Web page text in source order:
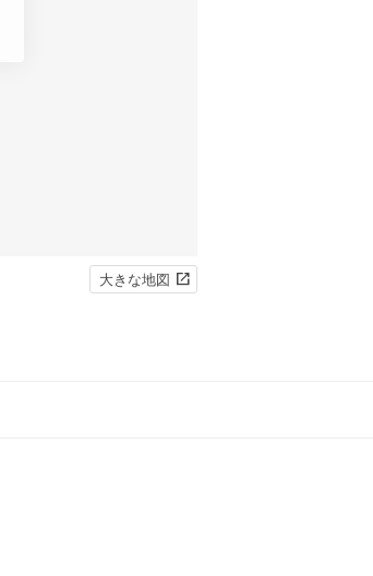
大きな地図